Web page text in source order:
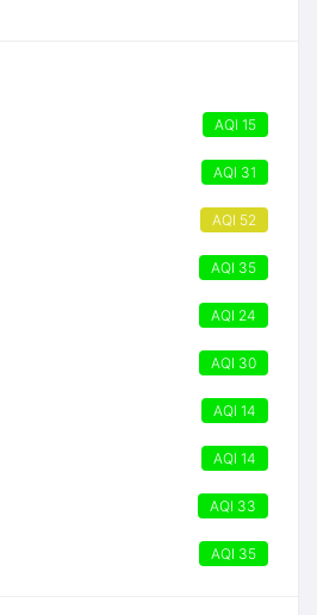
AQI 15
AQI 31
AQI 52
AQI 35
AQI 24
AQI 30
AQI 14
AQI 14
AQI 33
AQI 35